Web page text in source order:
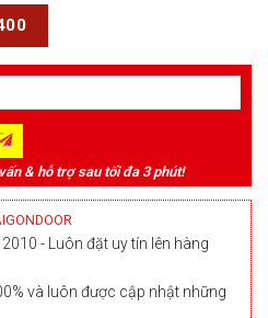
& hỗ trợ sau tối đa 3 phút!
- Luôn đặt uy tín lên hàng
và luôn được cập nhật những